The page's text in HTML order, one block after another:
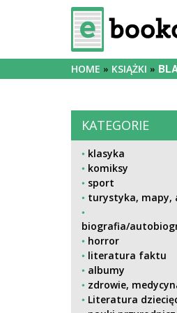
HOME KSIĄŻKI
KATEGORIE
klasyka
komiksy
sport
turystyka, mapy,
biografia/
horror
literatura faktu
albumy
zdrowie,
Literatura